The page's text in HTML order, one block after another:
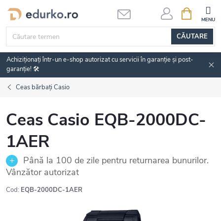
Treci
conținut
CĂUTARE
DE
Achiziționați într-un e-shop autorizat cu servicii în garanție și post-
garanție! 🛠️
Ceas bărbați Casio
Ceas Casio EQB-2000DC-
1AER
Până la 100 de zile pentru returnarea bunurilor.
Vânzător autorizat
Cod: EQB-2000DC-1AER